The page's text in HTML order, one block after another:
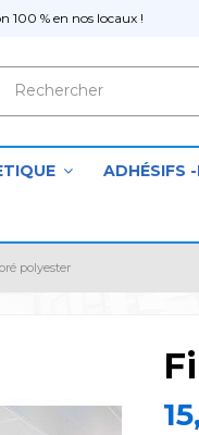
100 % en nos locaux !
ADHÉSIFS
polyester